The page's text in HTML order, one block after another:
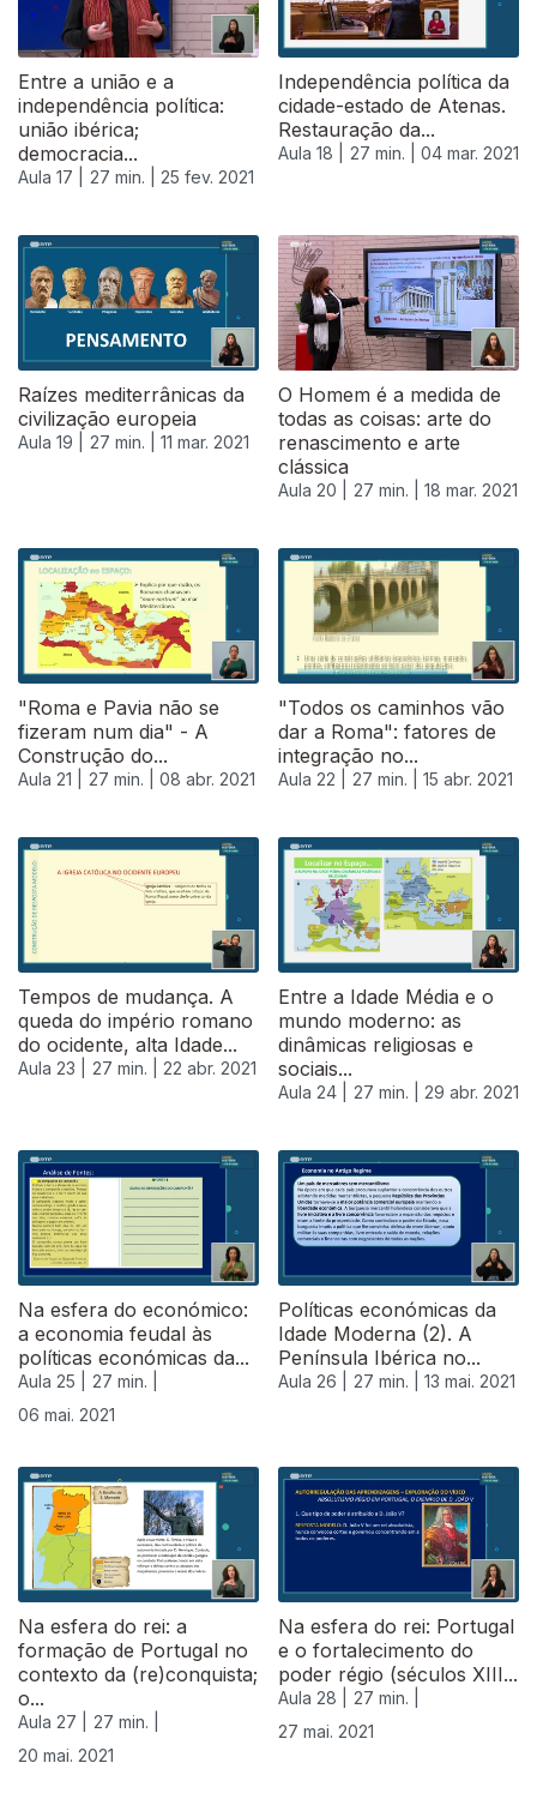
Entre a união e a
independência política:
união ibérica;
democracia...
Aula 17 | 27 min. | 25 fev. 2021
Independência política da
cidade-estado de Atenas.
Restauração da...
Aula 18 | 27 min. | 04 mar. 2021
Raízes mediterrânicas da
civilização europeia
Aula 19 | 27 min. | 11 mar. 2021
O Homem é a medida de
todas as coisas: arte do
renascimento e arte
clássica
Aula 20 | 27 min. | 18 mar. 2021
"Roma e Pavia não se
fizeram num dia" - A
Construção do...
Aula 21 | 27 min. | 08 abr. 2021
"Todos os caminhos vão
dar a Roma": fatores de
integração no...
Aula 22 | 27 min. | 15 abr. 2021
Tempos de mudança. A
queda do império romano
do ocidente, alta Idade...
Aula 23 | 27 min. | 22 abr. 2021
Entre a Idade Média e o
mundo moderno: as
dinâmicas religiosas e
sociais...
Aula 24 | 27 min. | 29 abr. 2021
540395
Na esfera do económico:
a economia feudal às
políticas económicas da...
Aula 25 |
27 min. |
06 mai. 2021
Políticas económicas da
Idade Moderna (2). A
Península Ibérica no...
Aula 26 | 27 min. | 13 mai. 2021
Na esfera do rei: a
formação de Portugal no
contexto da (re)conquista;
o...
Aula 27 |
27 min. |
20 mai. 2021
Na esfera do rei: Portugal
e o fortalecimento do
poder régio (séculos XIII...
Aula 28 |
27 min. |
27 mai. 2021